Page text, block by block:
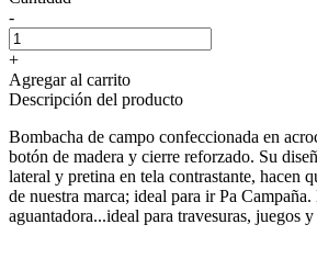
-
+
Agregar al carrito
Descripción del producto
Bombacha de campo confeccionada en
botón de madera y cierre reforzado. Su
lateral y pretina en tela contrastante, hacen
de nuestra marca; ideal para ir Pa
aguantadora...ideal para travesuras, juegos